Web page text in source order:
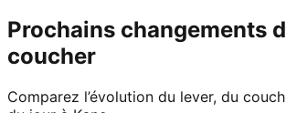
Prochains changements
coucher
Comparez l’évolution du lever, du